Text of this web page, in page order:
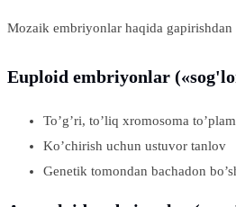
Mozaik embriyonlar haqida
Euploid embriyonlar
To’g’ri, to’liq xromosoma
Ko’chirish uchun ustuvor tanlov
Genetik tomondan bachadon